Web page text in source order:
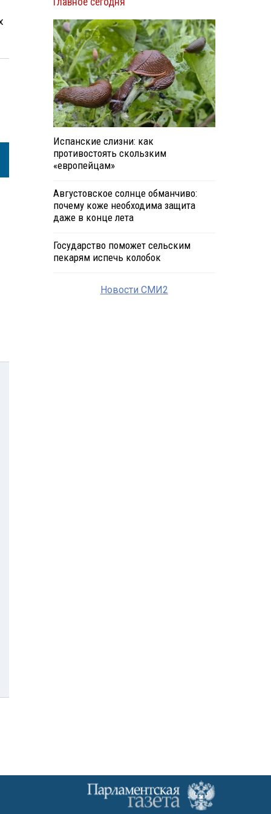
Испанские слизни: как
противостоять скользким
«европейцам»
Августовское солнце обманчиво:
почему коже необходима защита
даже в конце лета
Государство поможет сельским
пекарям испечь колобок
Новости СМИ2